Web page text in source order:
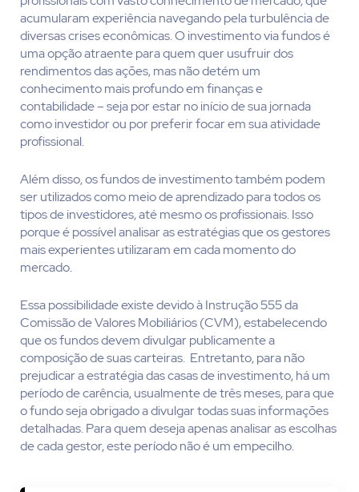
acumularam experiência navegando pela turbulência de
diversas crises econômicas. O investimento via fundos é
uma opção atraente para quem quer usufruir dos
rendimentos das ações, mas não detém um
conhecimento mais profundo em finanças e
contabilidade – seja por estar no início de sua jornada
como investidor ou por preferir focar em sua atividade
profissional.
Além disso, os fundos de investimento também podem
ser utilizados como meio de aprendizado para todos os
tipos de investidores, até mesmo os profissionais. Isso
porque é possível analisar as estratégias que os gestores
mais experientes utilizaram em cada momento do
mercado.
Essa possibilidade existe devido à Instrução 555 da
Comissão de Valores Mobiliários (CVM), estabelecendo
que os fundos devem divulgar publicamente a
composição de suas carteiras. Entretanto, para não
prejudicar a estratégia das casas de investimento, há um
período de carência, usualmente de três meses, para que
o fundo seja obrigado a divulgar todas suas informações
detalhadas. Para quem deseja apenas analisar as escolhas
de cada gestor, este período não é um empecilho.